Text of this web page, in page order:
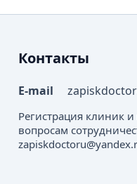
Контакты
E-mail
Регистрация клиник
вопросам